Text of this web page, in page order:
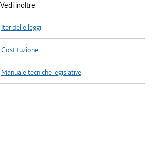
Vedi inoltre
Iter delle leggi
Costituzione
Manuale tecniche legislative